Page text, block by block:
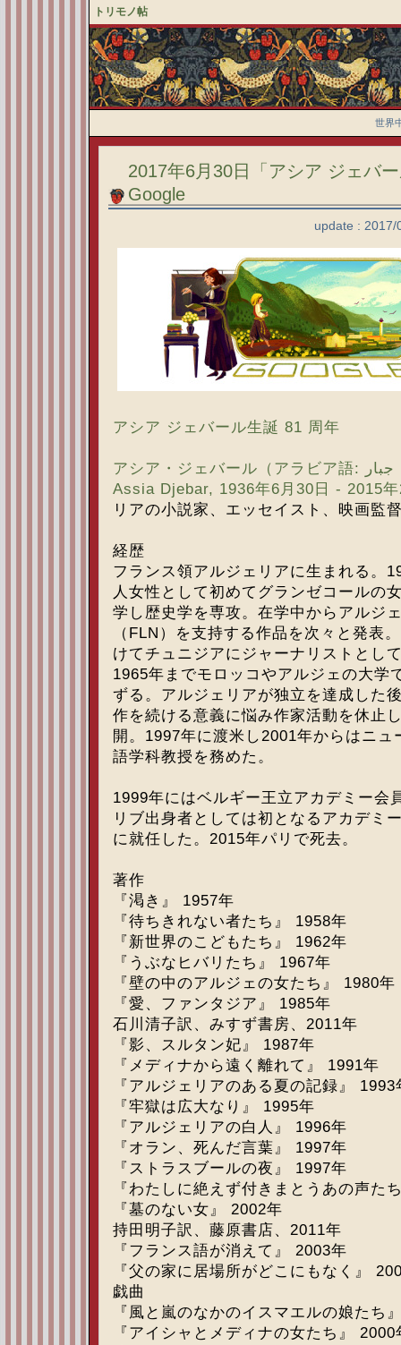
トリモノ帖
世界
2017年6月30日「アシア ジェバ
Google
update :
アシア ジェバール生誕 81 周年
アシア・ジェバール（アラビア語: آسيا جبار‎, フランス語:
Assia Djebar, 1936年6月30日 - 2015
リアの小説家、エッセイスト、映画監
経歴
フランス領アルジェリアに生まれる。
人女性として初めてグランゼコールの
学し歴史学を専攻。在学中からアルジ
（FLN）を支持する作品を次々と発表
けてチュニジアにジャーナリストとし
1965年までモロッコやアルジェの大学
ずる。アルジェリアが独立を達成した
作を続ける意義に悩み作家活動を休止
開。1997年に渡米し2001年からはニ
語学科教授を務めた。
1999年にはベルギー王立アカデミー会
リブ出身者としては初となるアカデミ
に就任した。2015年パリで死去。
著作
『渇き』 1957年
『待ちきれない者たち』 1958年
『新世界のこどもたち』 1962年
『うぶなヒバリたち』 1967年
『壁の中のアルジェの女たち』 1980年
『愛、ファンタジア』 1985年
石川清子訳、みすず書房、2011年
『影、スルタン妃』 1987年
『メディナから遠く離れて』 1991年
『アルジェリアのある夏の記録』 1993
『牢獄は広大なり』 1995年
『アルジェリアの白人』 1996年
『オラン、死んだ言葉』 1997年
『ストラスブールの夜』 1997年
『わたしに絶えず付きまとうあの声た
『墓のない女』 2002年
持田明子訳、藤原書店、2011年
『フランス語が消えて』 2003年
『父の家に居場所がどこにもなく』
戯曲
『風と嵐のなかのイスマエルの娘たち
『アイシャとメディナの女たち』 2000